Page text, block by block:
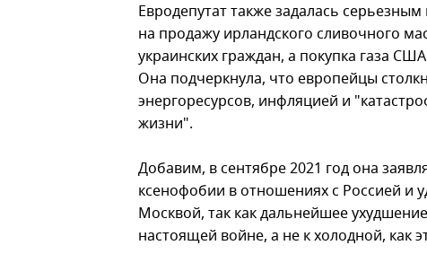
Евродепутат также задалась
на продажу ирландского сливочного
украинских граждан, а покупка газа
Она подчеркнула, что европейцы
энергоресурсов, инфляцией и
жизни".
Добавим, в сентябре 2021 год она
ксенофобии в отношениях с Россией и
Москвой, так как дальнейшее
настоящей войне, а не к холодной, как